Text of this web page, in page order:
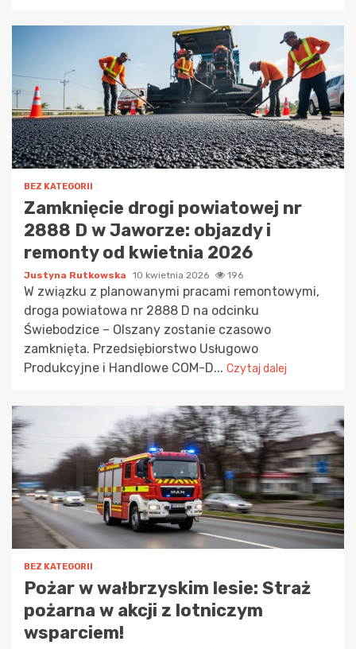
BEZ KATEGORII
Zamknięcie drogi powiatowej nr
2888 D w Jaworze: objazdy i
remonty od kwietnia 2026
Justyna Rutkowska 10 kwietnia 2026 196
W związku z planowanymi pracami remontowymi,
droga powiatowa nr 2888 D na odcinku
Świebodzice – Olszany zostanie czasowo
zamknięta. Przedsiębiorstwo Usługowo
Produkcyjne i Handlowe COM-D... Czytaj dalej
BEZ KATEGORII
Pożar w wałbrzyskim lesie: Straż
pożarna w akcji z lotniczym
wsparciem!